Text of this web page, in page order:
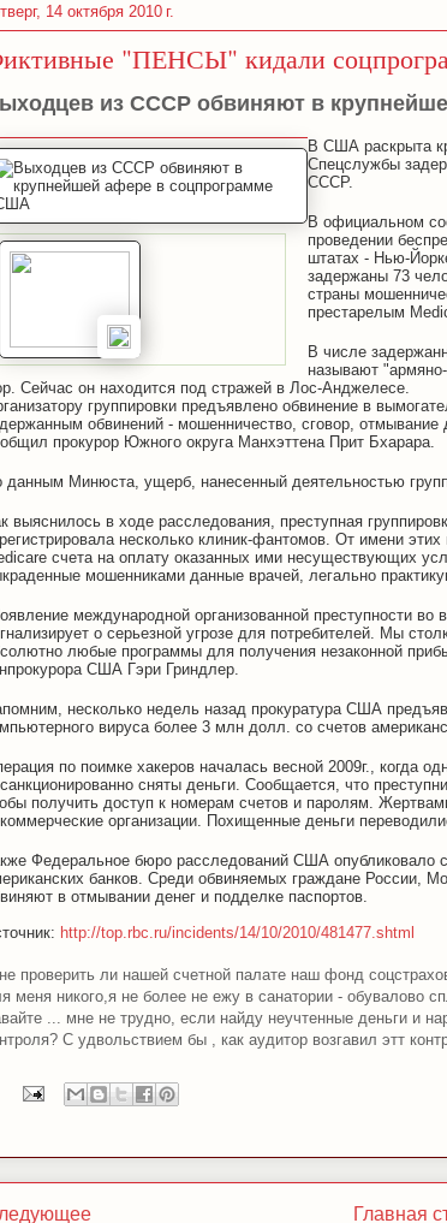
14 октября 2010 г.
"ПЕНСЫ" кидали
из СССР обвиняют в
В США раскрыта
Спецслужбы
СССР.
В официальном
проведении
штатах - Нью-
задержаны 73
страны
престарелым
В числе
называют
Сейчас он находится под стражей в Лос-Анджелесе.
группировки предъявлено обвинение в
обвинений - мошенничество, сговор, отмывание
прокурор Южного округа Манхэттена Прит Бхарара.
данным Минюста, ущерб, нанесенный деятельностью
выяснилось в ходе расследования, преступная
несколько клиник-фантомов. От имени
счета на оплату оказанных ими несуществующих
мошенниками данные врачей, легально
международной организованной преступности
о серьезной угрозе для потребителей. Мы
любые программы для получения незаконной
США Гэри Гриндлер.
несколько недель назад прокуратура США
вируса более 3 млн долл. со счетов
по поимке хакеров началась весной 2009г., когда
сняты деньги. Сообщается, что
получить доступ к номерам счетов и паролям.
организации. Похищенные деньги
Федеральное бюро расследований США
банков. Среди обвиняемых граждане России,
в отмывании денег и подделке паспортов.
http://top.rbc.ru/incidents/14/10/2010/481477.shtml
проверить ли нашей счетной палате наш фонд
меня никого,я не более не ежу в санатории - обувалово
... мне не трудно, если найду неучтенные деньги и
С удвольствием бы , как аудитор возгавил этт
Главная